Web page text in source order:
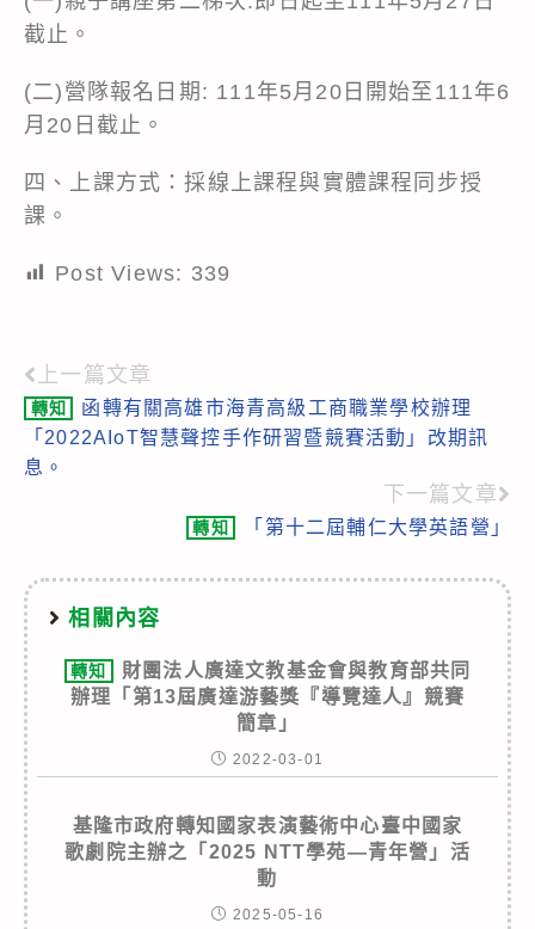
截止。
(二)營隊報名日期: 111年5月20日開始至111年6
月20日截止。
四、上課方式：採線上課程與實體課程同步授
課。
Post Views: 339
Read
more
articles
上一篇文章
轉知
函轉有關高雄市海青高級工商職業學校辦理
「2022AIoT智慧聲控手作研習暨競賽活動」改期訊
息。
下一篇文章
轉知 「第十二屆輔仁大學英語營」
相關內容
轉知
財團法人廣達文教基金會與教育部共同
辦理「第13屆廣達游藝獎『導覽達人』競賽
簡章」
2022-03-01
基隆市政府轉知國家表演藝術中心臺中國家
歌劇院主辦之「2025 NTT學苑—青年營」活
動
2025-05-16